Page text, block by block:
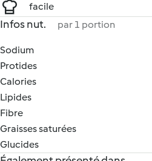
facile
Infos nut. par 1 portion
Sodium
Protides
Calories
Lipides
Fibre
Graisses saturées
Glucides